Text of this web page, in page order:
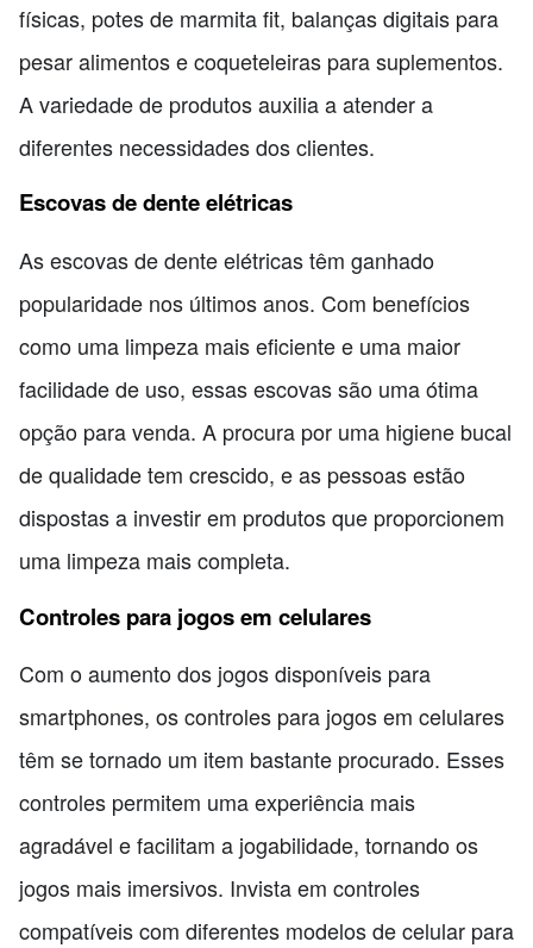
físicas, potes de marmita fit, balanças digitais para
pesar alimentos e coqueteleiras para suplementos.
A variedade de produtos auxilia a atender a
diferentes necessidades dos clientes.
Escovas de dente elétricas
As escovas de dente elétricas têm ganhado
popularidade nos últimos anos. Com benefícios
como uma limpeza mais eficiente e uma maior
facilidade de uso, essas escovas são uma ótima
opção para venda. A procura por uma higiene bucal
de qualidade tem crescido, e as pessoas estão
dispostas a investir em produtos que proporcionem
uma limpeza mais completa.
Controles para jogos em celulares
Com o aumento dos jogos disponíveis para
smartphones, os controles para jogos em celulares
têm se tornado um item bastante procurado. Esses
controles permitem uma experiência mais
agradável e facilitam a jogabilidade, tornando os
jogos mais imersivos. Invista em controles
compatíveis com diferentes modelos de celular para